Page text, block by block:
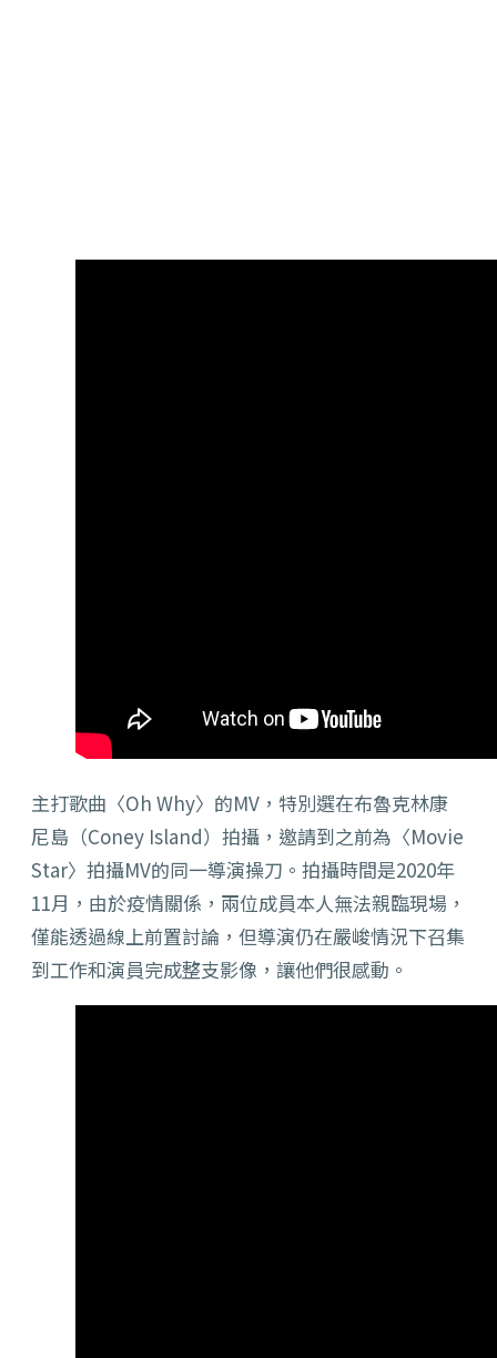
主打歌曲〈Oh Why〉的MV，特別選在布魯克林康
尼島（Coney Island）拍攝，邀請到之前為〈Movie
Star〉拍攝MV的同一導演操刀。拍攝時間是2020年
11月，由於疫情關係，兩位成員本人無法親臨現場，
僅能透過線上前置討論，但導演仍在嚴峻情況下召集
到工作和演員完成整支影像，讓他們很感動。